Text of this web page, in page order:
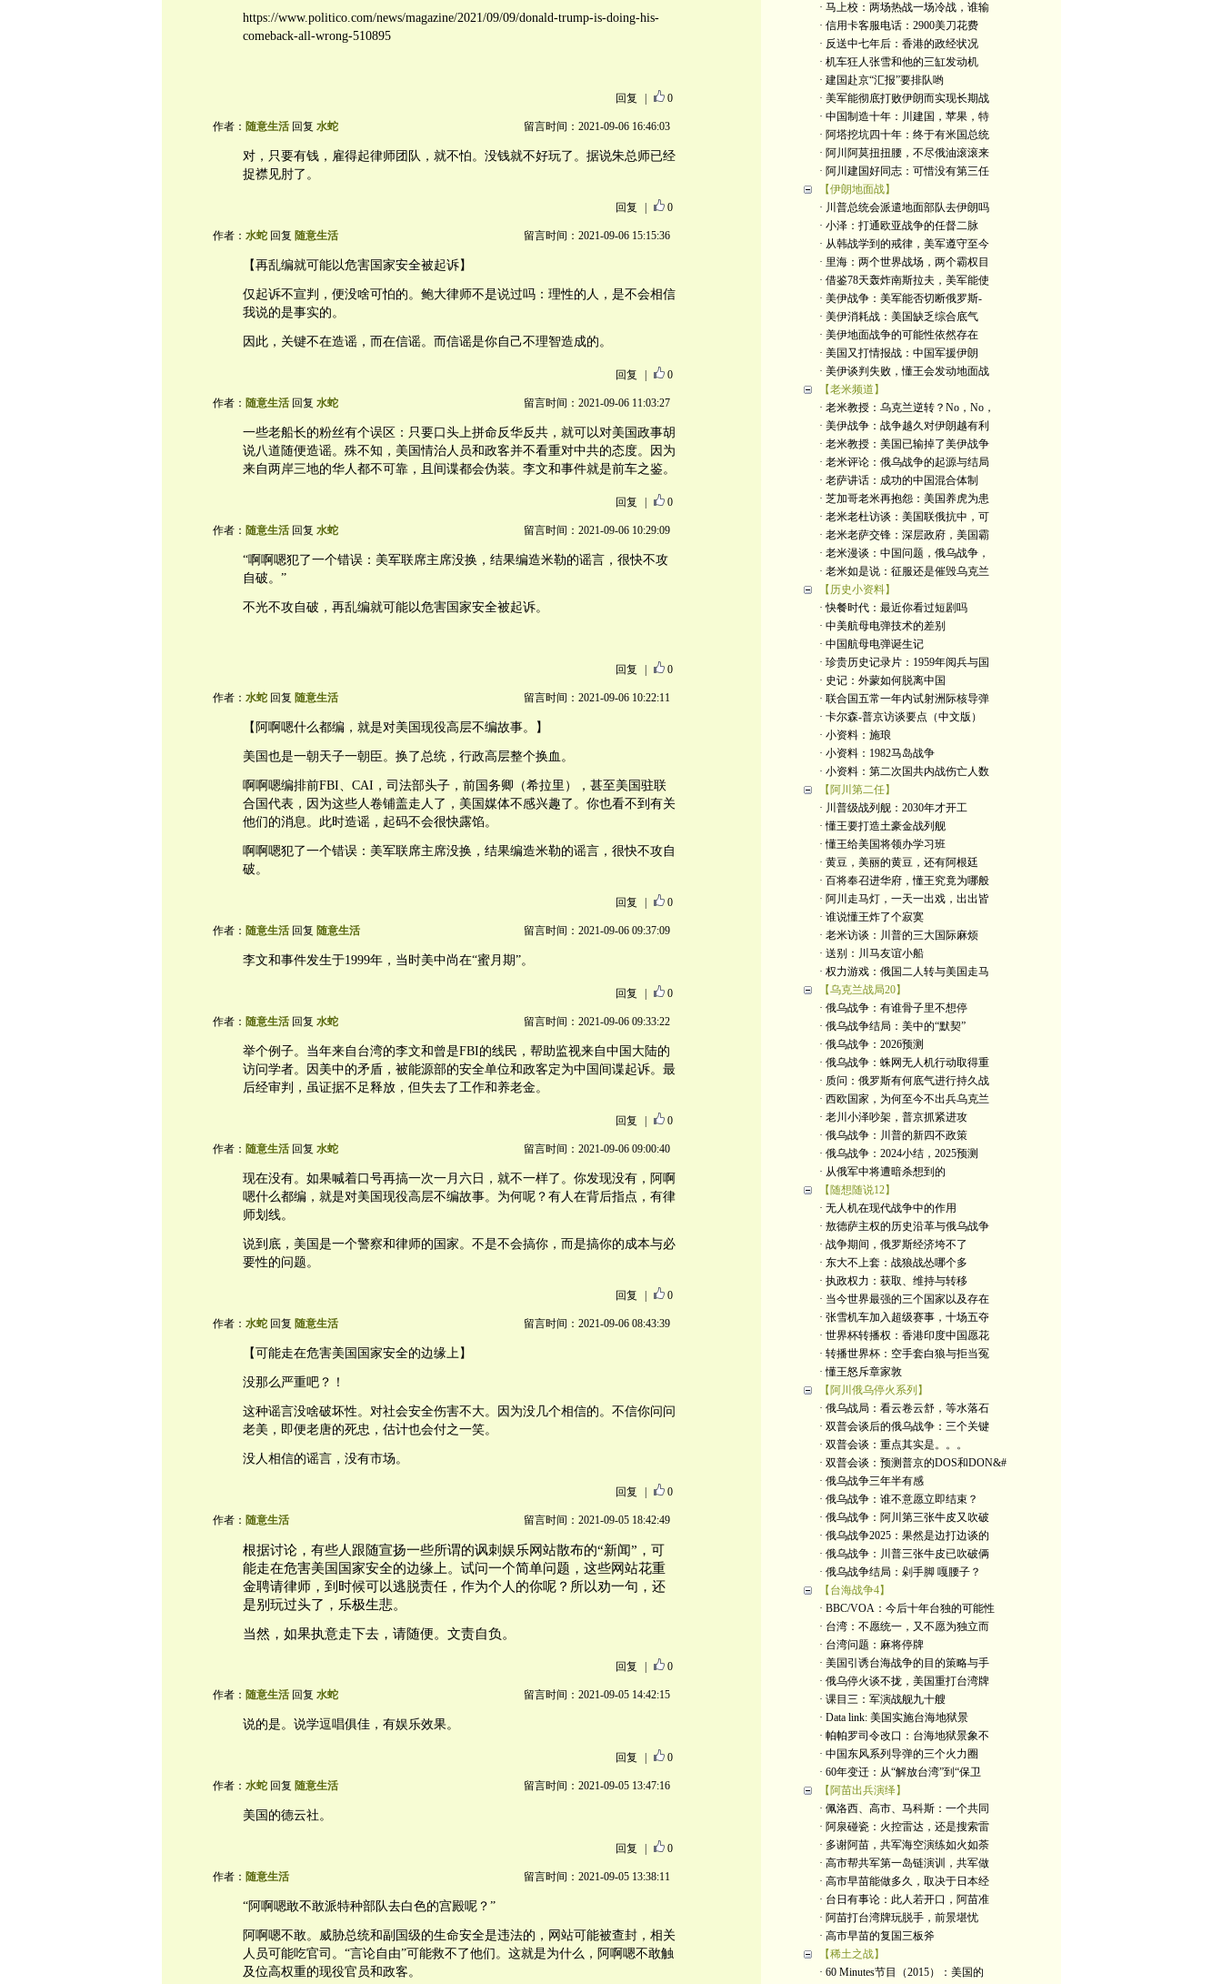
https://www.politico.com/news/magazine/2021/09/09/donald-trump-is-doing-his-
comeback-all-wrong-510895
回复 0
作者： 随意生活回复 水蛇 留言时间：2021-09-06 16:46:03
对，只要有钱，雇得起律师团队，就不怕。没钱就不好玩了。据说朱总师已经
捉襟见肘了。
回复 0
作者： 水蛇回复 随意生活 留言时间：2021-09-06 15:15:36
【再乱编就可能以危害国家安全被起诉】
仅起诉不宣判，便没啥可怕的。鲍大律师不是说过吗：理性的人，是不会相信
我说的是事实的。
因此，关键不在造谣，而在信谣。而信谣是你自己不理智造成的。
回复 0
作者： 随意生活回复 水蛇 留言时间：2021-09-06 11:03:27
一些老船长的粉丝有个误区：只要口头上拼命反华反共，就可以对美国政事胡
说八道随便造谣。殊不知，美国情治人员和政客并不看重对中共的态度。因为
来自两岸三地的华人都不可靠，且间谍都会伪装。李文和事件就是前车之鉴。
回复 0
作者： 随意生活回复 水蛇 留言时间：2021-09-06 10:29:09
“啊啊嗯犯了一个错误：美军联席主席没换，结果编造米勒的谣言，很快不攻
自破。”
不光不攻自破，再乱编就可能以危害国家安全被起诉。
回复 0
作者： 水蛇回复 随意生活 留言时间：2021-09-06 10:22:11
【阿啊嗯什么都编，就是对美国现役高层不编故事。】
美国也是一朝天子一朝臣。换了总统，行政高层整个换血。
啊啊嗯编排前FBI、CAI，司法部头子，前国务卿（希拉里），甚至美国驻联
合国代表，因为这些人卷铺盖走人了，美国媒体不感兴趣了。你也看不到有关
他们的消息。此时造谣，起码不会很快露馅。
啊啊嗯犯了一个错误：美军联席主席没换，结果编造米勒的谣言，很快不攻自
破。
回复 0
作者： 随意生活回复 随意生活 留言时间：2021-09-06 09:37:09
李文和事件发生于1999年，当时美中尚在“蜜月期”。
回复 0
作者： 随意生活回复 水蛇 留言时间：2021-09-06 09:33:22
举个例子。当年来自台湾的李文和曾是FBI的线民，帮助监视来自中国大陆的
访问学者。因美中的矛盾，被能源部的安全单位和政客定为中国间谍起诉。最
后经审判，虽证据不足释放，但失去了工作和养老金。
回复 0
作者： 随意生活回复 水蛇 留言时间：2021-09-06 09:00:40
现在没有。如果喊着口号再搞一次一月六日，就不一样了。你发现没有，阿啊
嗯什么都编，就是对美国现役高层不编故事。为何呢？有人在背后指点，有律
师划线。
说到底，美国是一个警察和律师的国家。不是不会搞你，而是搞你的成本与必
要性的问题。
回复 0
作者： 水蛇回复 随意生活 留言时间：2021-09-06 08:43:39
【可能走在危害美国国家安全的边缘上】
没那么严重吧？！
这种谣言没啥破坏性。对社会安全伤害不大。因为没几个相信的。不信你问问
老美，即便老唐的死忠，估计也会付之一笑。
没人相信的谣言，没有市场。
回复 0
作者： 随意生活 留言时间：2021-09-05 18:42:49
根据讨论，有些人跟随宣扬一些所谓的讽刺娱乐网站散布的“新闻”，可
能走在危害美国国家安全的边缘上。试问一个简单问题，这些网站花重
金聘请律师，到时候可以逃脱责任，作为个人的你呢？所以劝一句，还
是别玩过头了，乐极生悲。
当然，如果执意走下去，请随便。文责自负。
回复 0
作者： 随意生活回复 水蛇 留言时间：2021-09-05 14:42:15
说的是。说学逗唱俱佳，有娱乐效果。
回复 0
作者： 水蛇回复 随意生活 留言时间：2021-09-05 13:47:16
美国的德云社。
回复 0
作者： 随意生活 留言时间：2021-09-05 13:38:11
“阿啊嗯敢不敢派特种部队去白色的宫殿呢？”
阿啊嗯不敢。威胁总统和副国级的生命安全是违法的，网站可能被查封，相关
人员可能吃官司。“言论自由”可能救不了他们。这就是为什么，阿啊嗯不敢触
及位高权重的现役官员和政客。
· 马上校：两场热战一场冷战，谁输
· 信用卡客服电话：2900美刀花费
· 反送中七年后：香港的政经状况
· 机车狂人张雪和他的三缸发动机
· 建国赴京“汇报”要排队哟
· 美军能彻底打败伊朗而实现长期战
· 中国制造十年：川建国，苹果，特
· 阿塔挖坑四十年：终于有米国总统
· 阿川阿莫扭扭腰，不尽俄油滚滚来
· 阿川建国好同志：可惜没有第三任
【伊朗地面战】
· 川普总统会派遣地面部队去伊朗吗
· 小泽：打通欧亚战争的任督二脉
· 从韩战学到的戒律，美军遵守至今
· 里海：两个世界战场，两个霸权目
· 借鉴78天轰炸南斯拉夫，美军能使
· 美伊战争：美军能否切断俄罗斯-
· 美伊消耗战：美国缺乏综合底气
· 美伊地面战争的可能性依然存在
· 美国又打情报战：中国军援伊朗
· 美伊谈判失败，懂王会发动地面战
【老米频道】
· 老米教授：乌克兰逆转？No，No，
· 美伊战争：战争越久对伊朗越有利
· 老米教授：美国已输掉了美伊战争
· 老米评论：俄乌战争的起源与结局
· 老萨讲话：成功的中国混合体制
· 芝加哥老米再抱怨：美国养虎为患
· 老米老杜访谈：美国联俄抗中，可
· 老米老萨交锋：深层政府，美国霸
· 老米漫谈：中国问题，俄乌战争，
· 老米如是说：征服还是催毁乌克兰
【历史小资料】
· 快餐时代：最近你看过短剧吗
· 中美航母电弹技术的差别
· 中国航母电弹诞生记
· 珍贵历史记录片：1959年阅兵与国
· 史记：外蒙如何脱离中国
· 联合国五常一年内试射洲际核导弹
· 卡尔森-普京访谈要点（中文版）
· 小资料：施琅
· 小资料：1982马岛战争
· 小资料：第二次国共内战伤亡人数
【阿川第二任】
· 川普级战列舰：2030年才开工
· 懂王要打造土豪金战列舰
· 懂王给美国将领办学习班
· 黄豆，美丽的黄豆，还有阿根廷
· 百将奉召进华府，懂王究竟为哪般
· 阿川走马灯，一天一出戏，出出皆
· 谁说懂王炸了个寂寞
· 老米访谈：川普的三大国际麻烦
· 送别：川马友谊小船
· 权力游戏：俄国二人转与美国走马
【乌克兰战局20】
· 俄乌战争：有谁骨子里不想停
· 俄乌战争结局：美中的“默契”
· 俄乌战争：2026预测
· 俄乌战争：蛛网无人机行动取得重
· 质问：俄罗斯有何底气进行持久战
· 西欧国家，为何至今不出兵乌克兰
· 老川小泽吵架，普京抓紧进攻
· 俄乌战争：川普的新四不政策
· 俄乌战争：2024小结，2025预测
· 从俄军中将遭暗杀想到的
【随想随说12】
· 无人机在现代战争中的作用
· 敖德萨主权的历史沿革与俄乌战争
· 战争期间，俄罗斯经济垮不了
· 东大不上套：战狼战怂哪个多
· 执政权力：获取、维持与转移
· 当今世界最强的三个国家以及存在
· 张雪机车加入超级赛事，十场五夺
· 世界杯转播权：香港印度中国愿花
· 转播世界杯：空手套白狼与拒当冤
· 懂王怒斥章家敦
【阿川俄乌停火系列】
· 俄乌战局：看云卷云舒，等水落石
· 双普会谈后的俄乌战争：三个关键
· 双普会谈：重点其实是。。。
· 双普会谈：预测普京的DOS和DON&#
· 俄乌战争三年半有感
· 俄乌战争：谁不意愿立即结束？
· 俄乌战争：阿川第三张牛皮又吹破
· 俄乌战争2025：果然是边打边谈的
· 俄乌战争：川普三张牛皮已吹破俩
· 俄乌战争结局：剁手脚 嘎腰子？
【台海战争4】
· BBC/VOA：今后十年台独的可能性
· 台湾：不愿统一，又不愿为独立而
· 台湾问题：麻将停牌
· 美国引诱台海战争的目的策略与手
· 俄乌停火谈不拢，美国重打台湾牌
· 课目三：军演战舰九十艘
· Data link: 美国实施台海地狱景
· 帕帕罗司令改口：台海地狱景象不
· 中国东风系列导弹的三个火力圈
· 60年变迁：从“解放台湾”到“保卫
【阿苗出兵演绎】
· 佩洛西、高市、马科斯：一个共同
· 阿泉碰瓷：火控雷达，还是搜索雷
· 多谢阿苗，共军海空演练如火如荼
· 高市帮共军第一岛链演训，共军做
· 高市早苗能做多久，取决于日本经
· 台日有事论：此人若开口，阿苗准
· 阿苗打台湾牌玩脱手，前景堪忧
· 高市早苗的复国三板斧
【稀土之战】
· 60 Minutes节目（2015）：美国的